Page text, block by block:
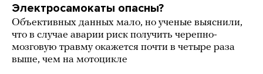
Электросамокаты опасны?
Объективных данных мало, но ученые выяснили,
что в случае аварии риск получить черепно-
мозговую травму окажется почти в четыре раза
выше, чем на мотоцикле